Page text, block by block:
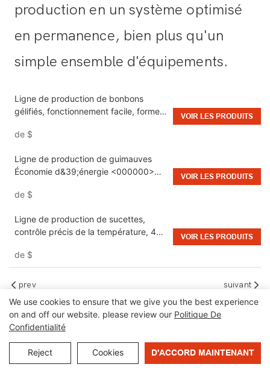
production en un système optimisé
en permanence, bien plus qu'un
simple ensemble d'équipements.
Ligne de production de bonbons
gélifiés, fonctionnement facile, formes
de $
VOIR LES PRODUITS
Ligne de production de guimauves
Économie d&39;énergie <000000>
bonbons
de $
VOIR LES PRODUITS
Ligne de production de sucettes,
contrôle précis de la température, 40-
fabrication de bonbons
de $
VOIR LES PRODUITS
prev suivant
Recommandé Pour Vous
We use cookies to ensure that we give you the best experience
on and off our website. please review our Politique De
Confidentialité
Reject Cookies D'ACCORD MAINTENANT